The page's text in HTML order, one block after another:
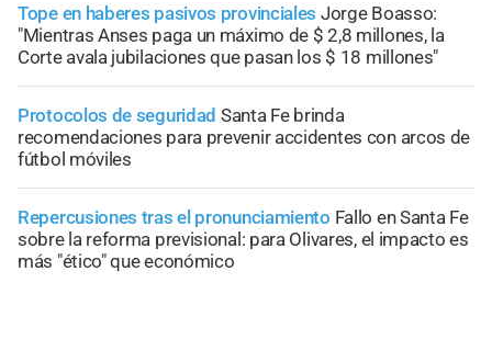
Tope en haberes pasivos provinciales Jorge Boasso:
"Mientras Anses paga un máximo de $ 2,8 millones, la
Corte avala jubilaciones que pasan los $ 18 millones"
Protocolos de seguridad Santa Fe brinda
recomendaciones para prevenir accidentes con arcos de
fútbol móviles
Repercusiones tras el pronunciamiento Fallo en Santa Fe
sobre la reforma previsional: para Olivares, el impacto es
más "ético" que económico